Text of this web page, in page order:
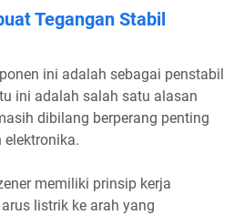
Tegangan Stabil
ini adalah sebagai penstabil
ini adalah salah satu alasan
dibilang berperang penting
elektronika.
memiliki prinsip kerja
listrik ke arah yang